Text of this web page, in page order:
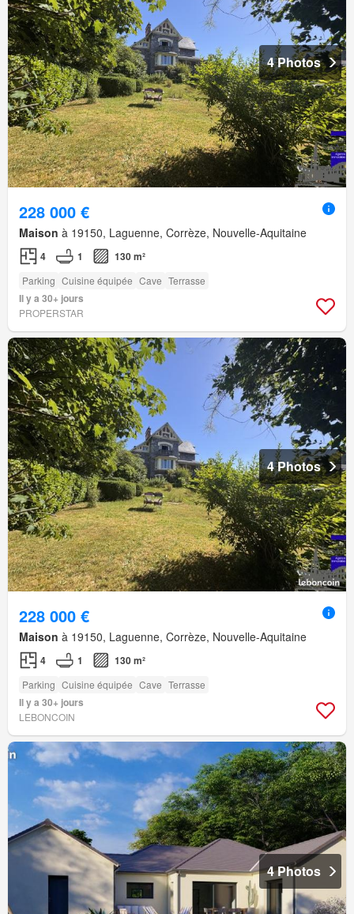
4 Photos
228 000 €
Maison à 19150, Laguenne, Corrèze, Nouvelle-Aquitaine
4 1 130 m²
Parking Cuisine équipée Cave Terrasse
Il y a 30+ jours
PROPERSTAR
4 Photos
228 000 €
Maison à 19150, Laguenne, Corrèze, Nouvelle-Aquitaine
4 1 130 m²
Parking Cuisine équipée Cave Terrasse
Il y a 30+ jours
LEBONCOIN
4 Photos